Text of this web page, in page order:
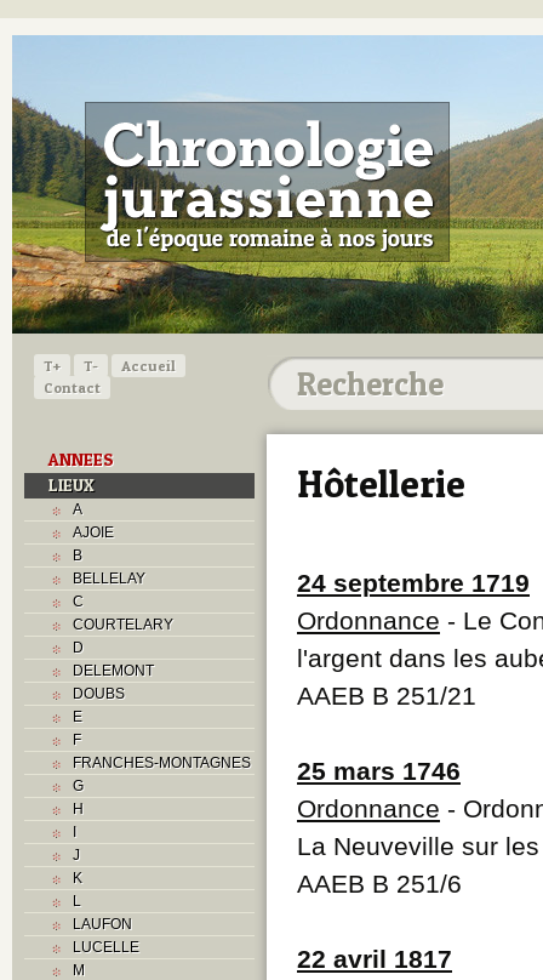
T+ T-
Accueil
Contact
ANNEES
LIEUX
A
AJOIE
B
BELLELAY
C
COURTELARY
D
DELEMONT
DOUBS
E
F
FRANCHES-MONTAGNES
G
H
I
J
K
L
LAUFON
LUCELLE
M
Hôtellerie
24 septembre 1719
Ordonnance - Le
l'argent dans les
AAEB B 251/21
25 mars 1746
Ordonnance -
La Neuveville sur
AAEB B 251/6
22 avril 1817